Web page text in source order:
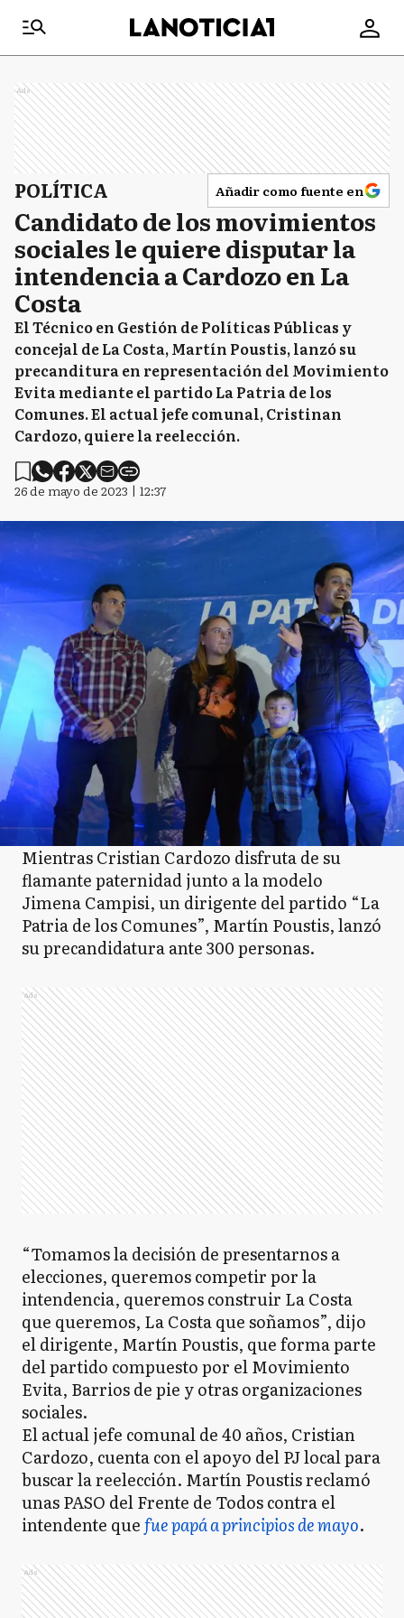
Ads
POLÍTICA Añadir como fuente en
Candidato de los movimientos
sociales le quiere disputar la
intendencia a Cardozo en La
Costa
El Técnico en Gestión de Políticas Públicas y
concejal de La Costa, Martín Poustis, lanzó su
precanditura en representación del Movimiento
Evita mediante el partido La Patria de los
Comunes. El actual jefe comunal, Cristinan
Cardozo, quiere la reelección.
26 de mayo de 2023 | 12:37
Mientras Cristian Cardozo disfruta de su
flamante paternidad junto a la modelo
Jimena Campisi, un dirigente del partido “La
Patria de los Comunes”, Martín Poustis, lanzó
su precandidatura ante 300 personas.
Ads
“Tomamos la decisión de presentarnos a
elecciones, queremos competir por la
intendencia, queremos construir La Costa
que queremos, La Costa que soñamos”, dijo
el dirigente, Martín Poustis, que forma parte
del partido compuesto por el Movimiento
Evita, Barrios de pie y otras organizaciones
sociales.
El actual jefe comunal de 40 años, Cristian
Cardozo, cuenta con el apoyo del PJ local para
buscar la reelección. Martín Poustis reclamó
unas PASO del Frente de Todos contra el
intendente quefue papá a principios de mayo.
Ads